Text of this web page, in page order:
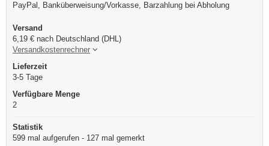
PayPal, Banküberweisung/Vorkasse, Barzahlung bei Abholung
Versand
6,19 € nach Deutschland (DHL)
Versandkostenrechner
Lieferzeit
3-5 Tage
Verfügbare Menge
2
Statistik
599 mal aufgerufen - 127 mal gemerkt